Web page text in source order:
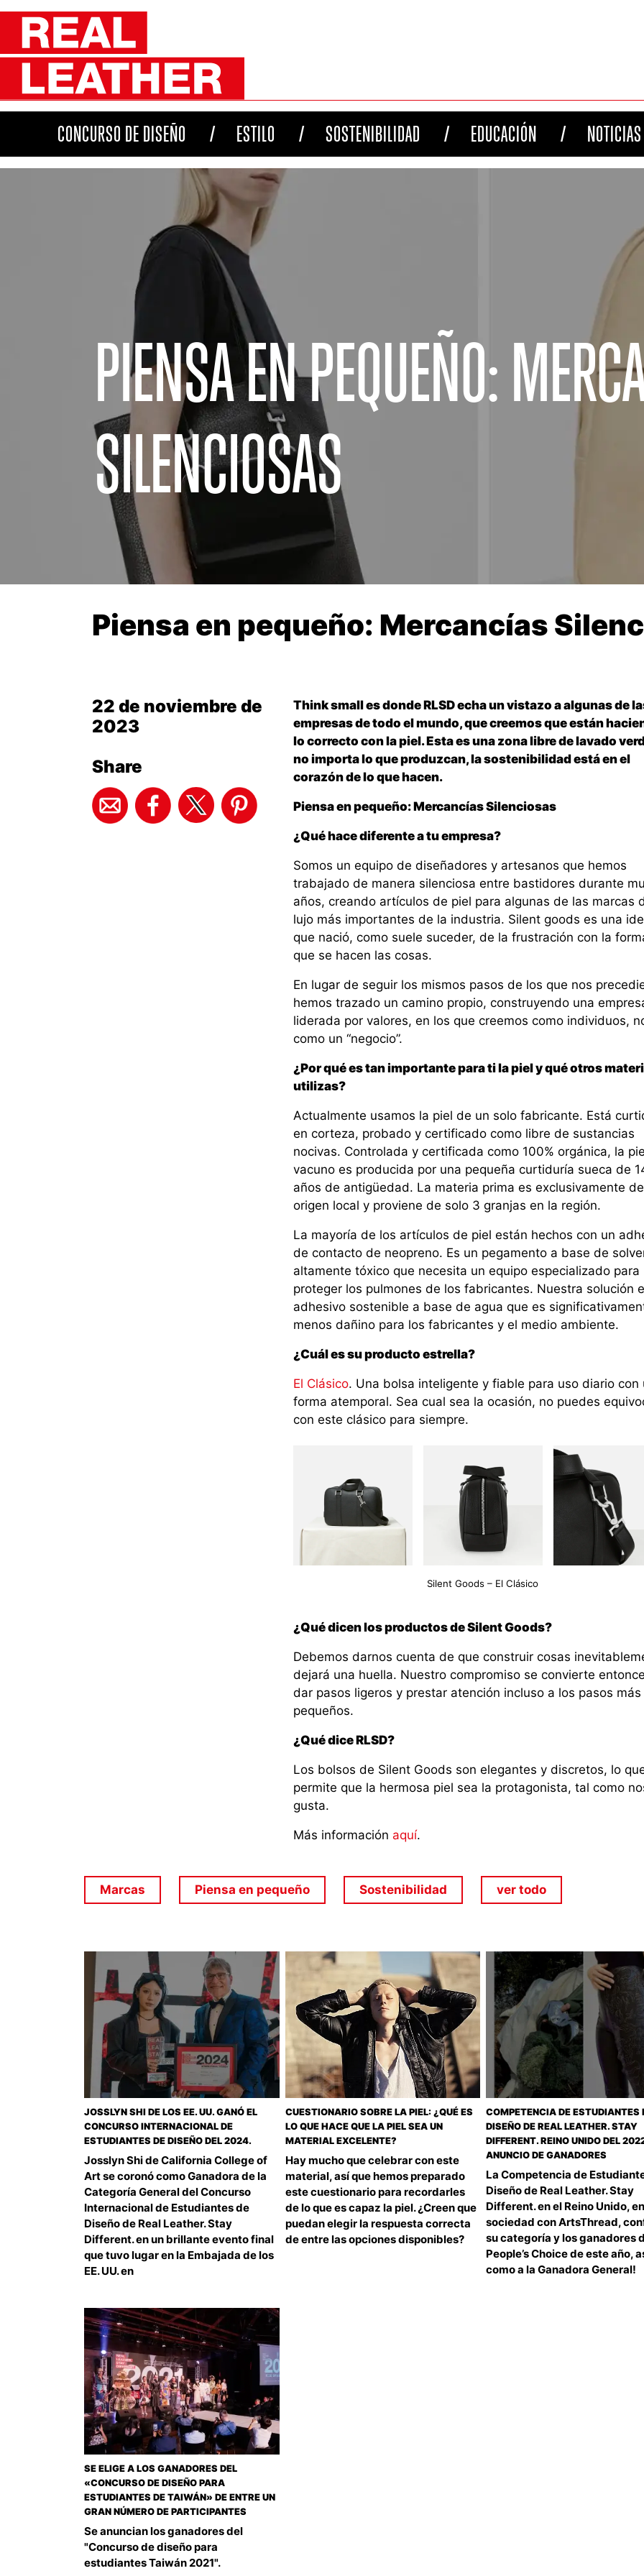
CONCURSO DE DISEÑO ESTILO SOSTENIBILIDAD EDUCACIÓN NOTICIAS
PIENSA EN PEQUEÑO:
SILENCIOSAS
Piensa en pequeño: Mercancías
22 de noviembre de
2023
Share
Think small es donde RLSD echa un vistazo a algunas de
empresas de todo el mundo, que creemos que están
lo correcto con la piel. Esta es una zona libre de lavado
no importa lo que produzcan, la sostenibilidad está en el
corazón de lo que hacen.
Piensa en pequeño: Mercancías Silenciosas
¿Qué hace diferente a tu empresa?
Somos un equipo de diseñadores y artesanos que hemos
trabajado de manera silenciosa entre bastidores durante
años, creando artículos de piel para algunas de las marcas
lujo más importantes de la industria. Silent goods es una
que nació, como suele suceder, de la frustración con la
que se hacen las cosas.
En lugar de seguir los mismos pasos de los que nos
hemos trazado un camino propio, construyendo una
liderada por valores, en los que creemos como individuos,
como un “negocio”.
¿Por qué es tan importante para ti la piel y qué otros
utilizas?
Actualmente usamos la piel de un solo fabricante. Está
en corteza, probado y certificado como libre de sustancias
nocivas. Controlada y certificada como 100% orgánica, la
vacuno es producida por una pequeña curtiduría sueca de
años de antigüedad. La materia prima es exclusivamente de
origen local y proviene de solo 3 granjas en la región.
La mayoría de los artículos de piel están hechos con un
de contacto de neopreno. Es un pegamento a base de
altamente tóxico que necesita un equipo especializado para
proteger los pulmones de los fabricantes. Nuestra solución
adhesivo sostenible a base de agua que es
menos dañino para los fabricantes y el medio ambiente.
¿Cuál es su producto estrella?
El Clásico. Una bolsa inteligente y fiable para uso diario con
forma atemporal. Sea cual sea la ocasión, no puedes
con este clásico para siempre.
Silent Goods – El Clásico
¿Qué dicen los productos de Silent Goods?
Debemos darnos cuenta de que construir cosas
dejará una huella. Nuestro compromiso se convierte
dar pasos ligeros y prestar atención incluso a los pasos más
pequeños.
¿Qué dice RLSD?
Los bolsos de Silent Goods son elegantes y discretos, lo
permite que la hermosa piel sea la protagonista, tal como
gusta.
Más información aquí.
Marcas Piensa en pequeño Sostenibilidad ver todo
JOSSLYN SHI DE LOS EE. UU. GANÓ EL
CONCURSO INTERNACIONAL DE
ESTUDIANTES DE DISEÑO DEL 2024.
Josslyn Shi de California College of
Art se coronó como Ganadora de la
Categoría General del Concurso
Internacional de Estudiantes de
Diseño de Real Leather. Stay
Different. en un brillante evento final
que tuvo lugar en la Embajada de los
EE. UU. en
CUESTIONARIO SOBRE LA PIEL: ¿QUÉ ES
LO QUE HACE QUE LA PIEL SEA UN
MATERIAL EXCELENTE?
Hay mucho que celebrar con este
material, así que hemos preparado
este cuestionario para recordarles
de lo que es capaz la piel. ¿Creen que
puedan elegir la respuesta correcta
de entre las opciones disponibles?
COMPETENCIA DE ESTUDIANTES
DISEÑO DE REAL LEATHER. STAY
DIFFERENT. REINO UNIDO DEL
ANUNCIO DE GANADORES
La Competencia de
Diseño de Real Leather. Stay
Different. en el Reino Unido, en
sociedad con ArtsThread,
su categoría y los ganadores
People’s Choice de este año,
como a la Ganadora General!
SE ELIGE A LOS GANADORES DEL
«CONCURSO DE DISEÑO PARA
ESTUDIANTES DE TAIWÁN» DE ENTRE UN
GRAN NÚMERO DE PARTICIPANTES
Se anuncian los ganadores del
"Concurso de diseño para
estudiantes Taiwán 2021".